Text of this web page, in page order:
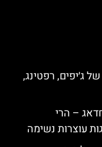
באזרבייג׳ן – 4 ימים של ג׳יפים, רפטינג,
– הרי
עוצרות נשימה